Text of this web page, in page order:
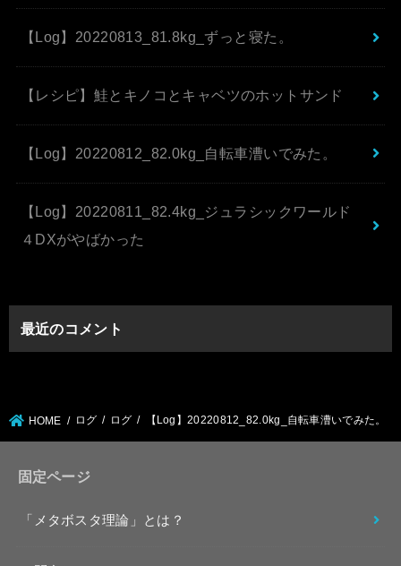
【Log】20220813_81.8kg_ずっと寝た。
【レシピ】鮭とキノコとキャベツのホットサンド
【Log】20220812_82.0kg_自転車漕いでみた。
【Log】20220811_82.4kg_ジュラシックワールド
４DXがやばかった
最近のコメント
HOME ログ ログ 【Log】20220812_82.0kg_自転車漕いでみた。
固定ページ
「メタボスタ理論」とは？